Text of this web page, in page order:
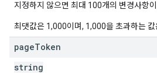
지정하지 않으면 최대 100개의 변경사항
최댓값은 1,000이며, 1,000을 초과하는
pageToken
string